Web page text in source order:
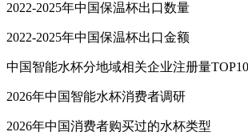
2022-2025年中国保温杯出口数量
2022-2025年中国保温杯出口金额
中国智能水杯分地域相关企业注册量TOP10
2026年中国智能水杯消费者调研
2026年中国消费者购买过的水杯类型